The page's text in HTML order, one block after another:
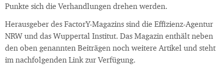
Punkte sich die Verhandlungen drehen werden.
Herausgeber des FactorY-Magazins sind die Effizienz-Agentur
NRW und das Wuppertal Institut. Das Magazin enthält neben
den oben genannten Beiträgen noch weitere Artikel und steht
im nachfolgenden Link zur Verfügung.